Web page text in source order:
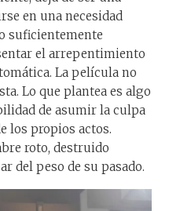
en una necesidad
suficientemente
el arrepentimiento
La película no
Lo que plantea es algo
de asumir la culpa
los propios actos.
roto, destruido
del peso de su pasado.